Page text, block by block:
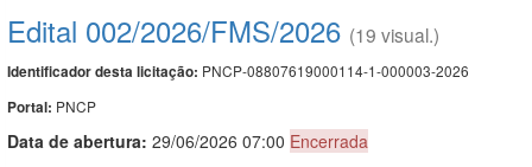
Edital 002/2026/FMS/2026 (19 visual.)
Identificador desta licitação: PNCP-08807619000114-1-000003-2026
Portal: PNCP
Data de abertura: 29/06/2026 07:00 Encerrada